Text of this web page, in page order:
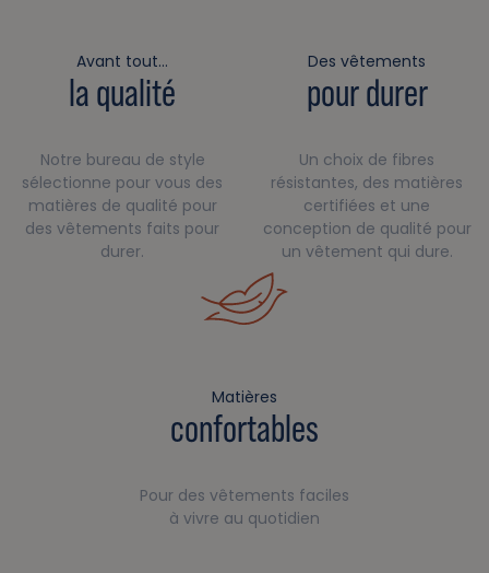
Avant tout…
la qualité
Notre bureau de style
sélectionne pour vous des
matières de qualité pour
des vêtements faits pour
durer.
Des vêtements
pour durer
Un choix de fibres
résistantes, des matières
certifiées et une
conception de qualité pour
un vêtement qui dure.
Matières
confortables
Pour des vêtements faciles
à vivre au quotidien